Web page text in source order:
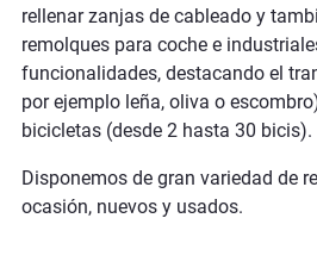
rellenar zanjas de cableado y
remolques para coche e
funcionalidades, destacando el
por ejemplo leña, oliva o
bicicletas (desde 2 hasta 30 bicis).
Disponemos de gran variedad de
ocasión, nuevos y usados.